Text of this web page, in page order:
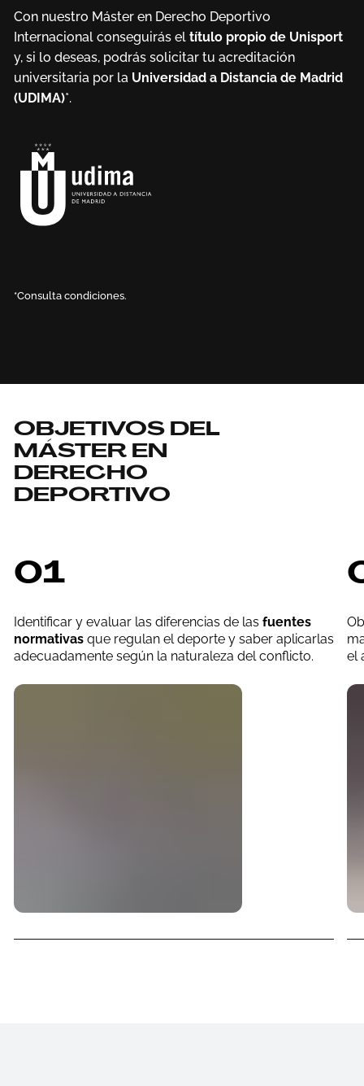
Con nuestro Máster en Derecho Deportivo
Internacional conseguirás el título propio de Unisport
y, si lo deseas, podrás solicitar tu acreditación
universitaria por la Universidad a Distancia de Madrid
(UDIMA)*.
*Consulta condiciones.
OBJETIVOS DEL
MÁSTER EN
DERECHO
DEPORTIVO
01
Identificar y evaluar las diferencias de las fuentes
normativasque regulan el deporte y saber aplicarlas
adecuadamente según la naturaleza del conflicto.
el